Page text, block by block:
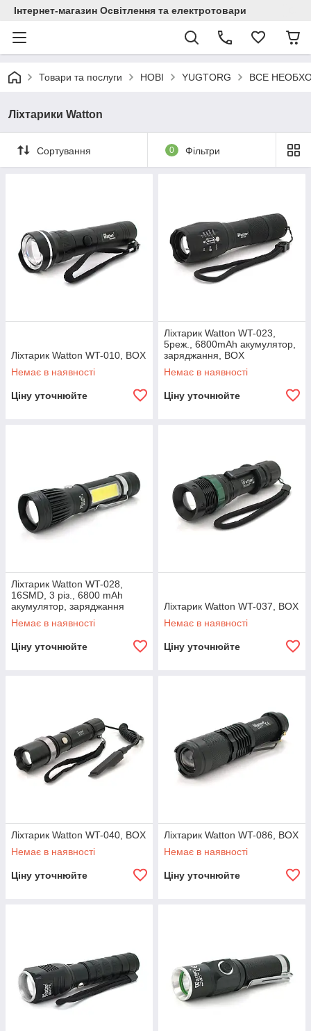
Інтернет-магазин Освітлення та електротовари
Товари та послуги НОВІ YUGTORG ВСЕ
Ліхтарики Watton
Сортування 0 Фільтри
Ліхтарик Watton WT-010, BOX
Немає в наявності
Ціну уточнюйте
Ліхтарик Watton WT-023,
5реж., 6800mAh акумулятор,
заряджання, BOX
Немає в наявності
Ціну уточнюйте
Ліхтарик Watton WT-028,
16SMD, 3 різ., 6800 mAh
акумулятор, заряджання
microUSB, BOX
Немає в наявності
Ціну уточнюйте
Ліхтарик Watton WT-037, BOX
Немає в наявності
Ціну уточнюйте
Ліхтарик Watton WT-040, BOX
Немає в наявності
Ціну уточнюйте
Ліхтарик Watton WT-086, BOX
Немає в наявності
Ціну уточнюйте